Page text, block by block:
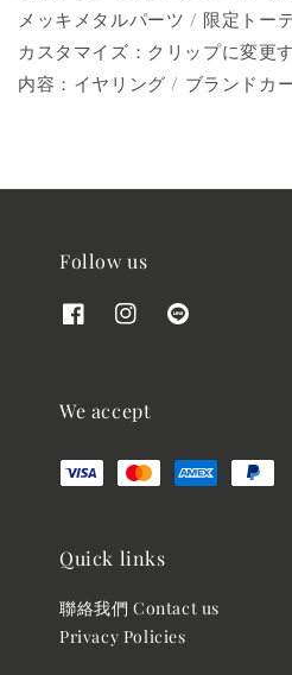
メッキメタルパーツ / 限定トー
カスタマイズ：クリップに変更
内容：イヤリング / ブランドカ
Follow us
We accept
Quick links
聯絡我們 Contact us
Privacy Policies